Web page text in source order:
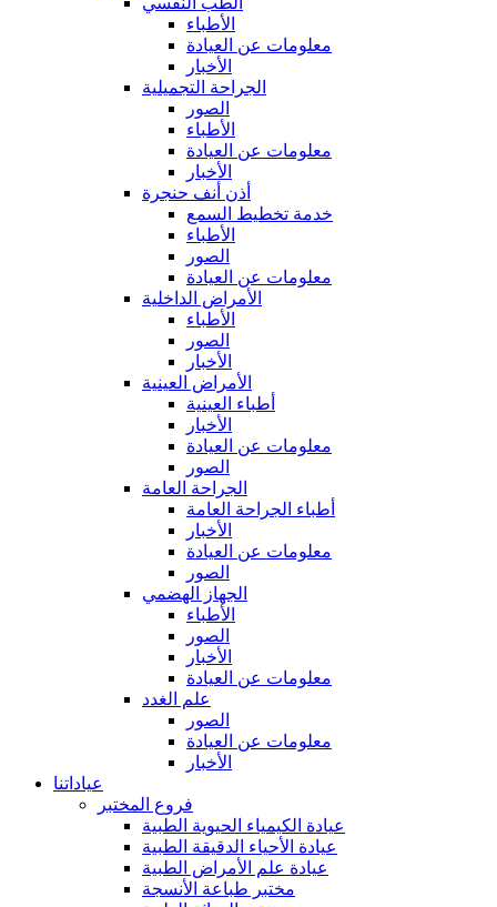
الأطباء
معلومات عن العيادة
الأخبار
الجراحة التجميلية
الصور
الأطباء
معلومات عن العيادة
الأخبار
أذن أنف حنجرة
خدمة تخطيط السمع
الأطباء
الصور
معلومات عن العيادة
الأمراض الداخلية
الأطباء
الصور
الأخبار
الأمراض العينية
أطباء العينية
الأخبار
معلومات عن العيادة
الصور
الجراحة العامة
أطباء الجراحة العامة
الأخبار
معلومات عن العيادة
الصور
الجهاز الهضمي
الأطباء
الصور
الأخبار
معلومات عن العيادة
علم الغدد
الصور
معلومات عن العيادة
الأخبار
عياداتنا
فروع المختبر
عيادة الكيمياء الحيوية الطبية
عيادة الأحياء الدقيقة الطبية
عيادة علم الأمراض الطبية
مختبر طباعة الأنسجة